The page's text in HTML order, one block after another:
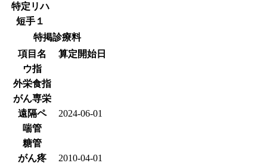
特定リハ
短手１
特掲診療料
項目名
算定開始日
ウ指
外栄食指
がん専栄
遠隔ペ
2024-06-01
喘管
糖管
がん疼
2010-04-01